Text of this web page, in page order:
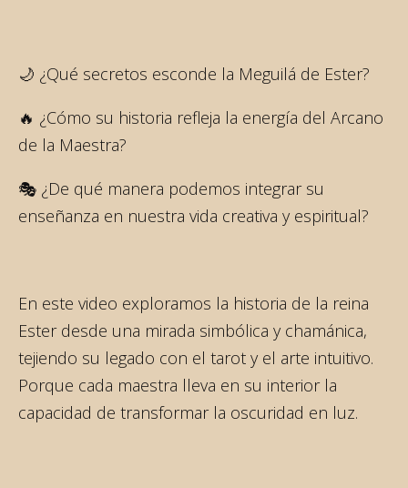
🌙 ¿Qué secretos esconde la Meguilá de Ester?
🔥 ¿Cómo su historia refleja la energía del Arcano
de la Maestra?
🎭 ¿De qué manera podemos integrar su
enseñanza en nuestra vida creativa y espiritual?
En este video exploramos la historia de la reina
Ester desde una mirada simbólica y chamánica,
tejiendo su legado con el tarot y el arte intuitivo.
Porque cada maestra lleva en su interior la
capacidad de transformar la oscuridad en luz.